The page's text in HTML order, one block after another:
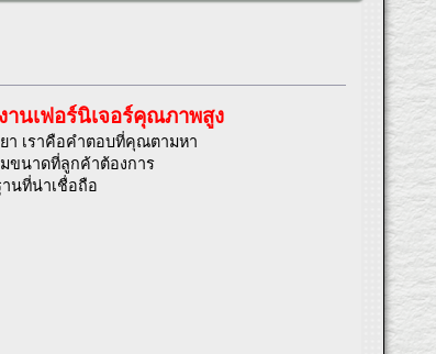
านเฟอร์นิเจอร์คุณภาพสูง
า เราคือคำตอบที่คุณตามหา
ขนาดที่ลูกค้าต้องการ
นที่น่าเชื่อถือ